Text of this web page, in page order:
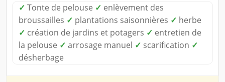
✓ Tonte de pelouse ✓ enlèvement des
broussailles ✓ plantations saisonnières ✓ herbe
✓ création de jardins et potagers ✓ entretien de
la pelouse ✓ arrosage manuel ✓ scarification ✓
désherbage